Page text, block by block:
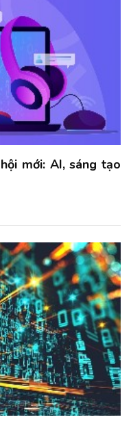
mới: AI, sáng tạo